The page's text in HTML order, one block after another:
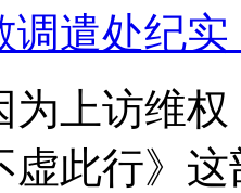
遣处纪实
为上访维
虚此行》